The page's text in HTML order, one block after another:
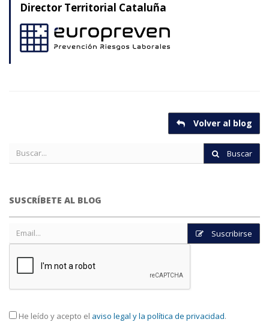
Director Territorial Cataluña
Volver al blog
Buscar
SUSCRÍBETE AL BLOG
Suscribirse
He leído y acepto el aviso legal y la política de privacidad.